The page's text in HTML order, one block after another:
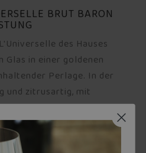
BRUT BARON
des Hauses
in einer goldenen
Perlage. In der
und zitrusartig, mit
und subtiler Mineralität;
salzig und elegant, mit
und weißen Blüten.